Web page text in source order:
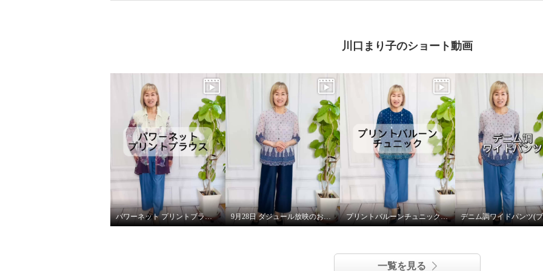
川口まり子のショート動画
パワーネット プリントブラウス（フラワー） 9月28日 ダジュール放映のお知らせ プリントバルーンチュニック (ブルー) デニム調ワイドパンツ(
一覧を見る